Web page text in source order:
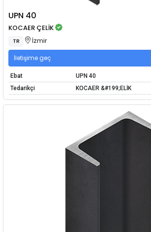
UPN 40
KOCAER ÇELİK
TR İzmir
İletişime geç
Ebat
UPN 40
Tedarikçi
KOCAER &#199;ELİK